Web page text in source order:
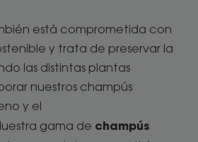
está comprometida con
y trata de preservar la
las distintas plantas
nuestros champús
y el
gama de champús